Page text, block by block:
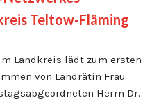
Teltow-Fläming
Landkreis lädt zum ersten
von Landrätin Frau
Herrn Dr.